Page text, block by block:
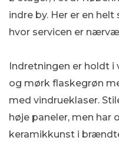
indre by. Her er en
hvor servicen er
Indretningen er holdt
og mørk flaskegrøn
med vindrueklaser.
høje paneler, men har
keramikkunst i